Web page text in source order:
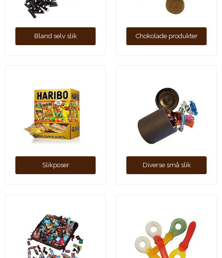
Bland selv slik Chokolade produkter
Slikposer Diverse små slik